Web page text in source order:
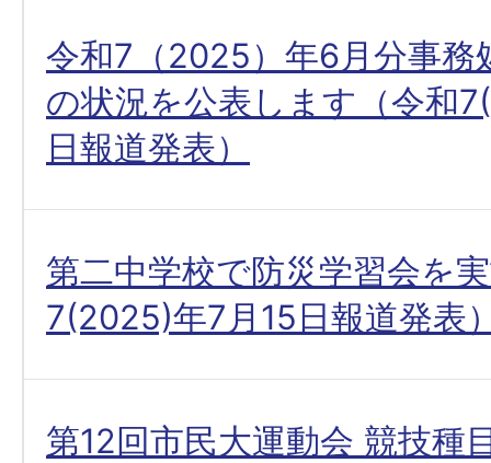
令和7（2025）年6月分事務
の状況を公表します（令和
日報道発表）
第二中学校で防災学習会を
7(2025)年7月15日報道発表
第12回市民大運動会 競技種